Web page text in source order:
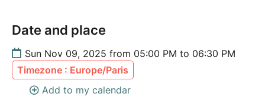
Date and place
Sun Nov 09, 2025 from 05:00 PM to 06:30 PM
Timezone : Europe/Paris
Add to my calendar